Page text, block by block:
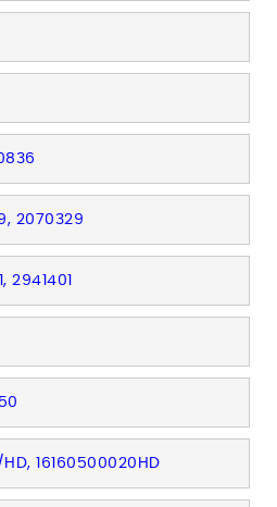
2070329
2941401
HD, 16160500020HD